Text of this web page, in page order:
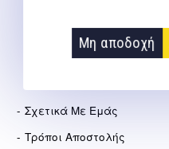
Μη αποδοχή
Σχετικά Με Εμάς
Τρόποι Αποστολής